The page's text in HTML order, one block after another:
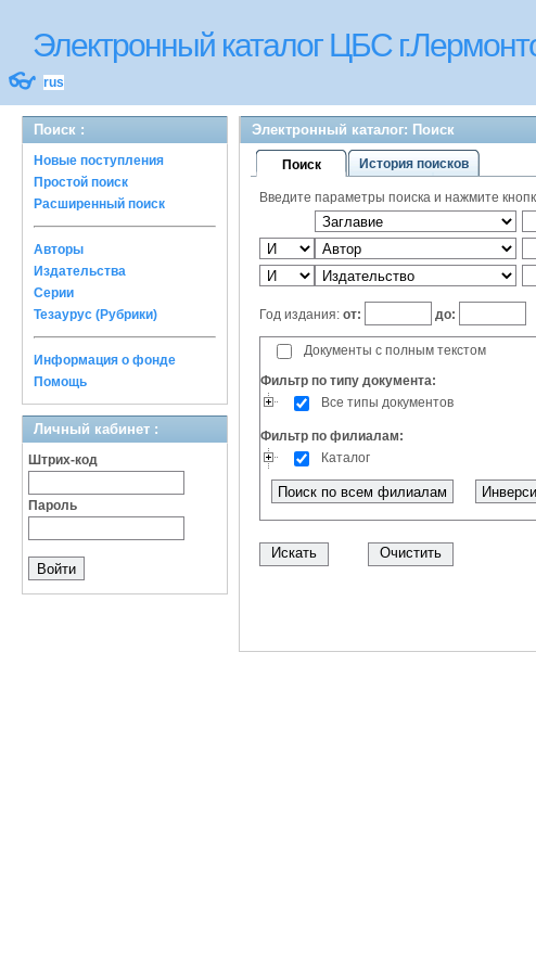
Электронный каталог ЦБС
👓 rus
Поиск :
Новые поступления
Простой поиск
Расширенный поиск
Авторы
Издательства
Серии
Тезаурус (Рубрики)
Информация о фонде
Помощь
Личный кабинет :
Штрих-код
Пароль
Электронный каталог: Поиск
Поиск История поисков
Введите параметры поиска и нажмите
Год издания: от: до:
Документы с полным текстом
Фильтр по типу документа:
Все типы документов
Фильтр по филиалам:
Каталог
Поиск по всем филиалам